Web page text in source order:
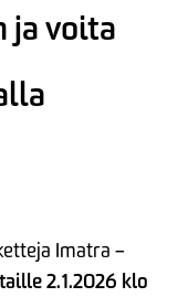
ja voita
Imatra –
2.1.2026 klo